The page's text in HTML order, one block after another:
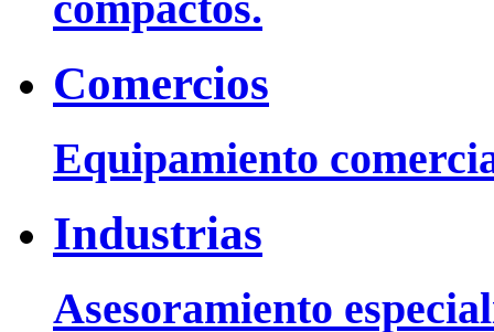
Comercios
Equipamiento
Industrias
Asesoramiento